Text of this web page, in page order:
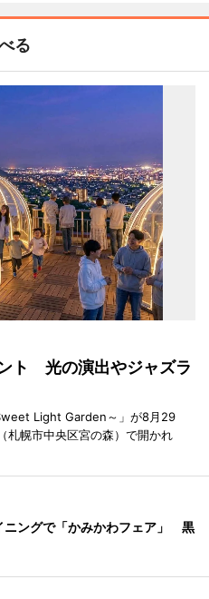
る
ト 光の演出やジャズラ
Light Garden～」が8月29
札幌市中央区宮の森）で開かれ
ニングで「かみかわフェア」 黒